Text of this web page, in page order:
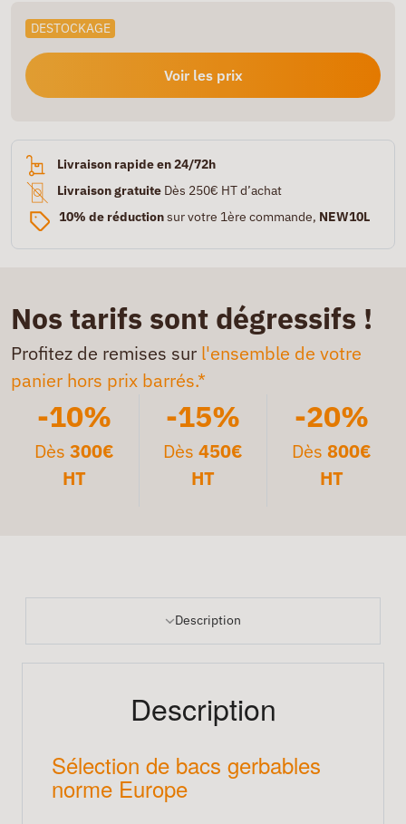
DESTOCKAGE
Voir les prix
Livraison rapide en 24/72h
Livraison gratuite Dès 250€ HT d’achat
10% de réductionsur votre 1ère commande, NEW10L
Nos tarifs sont dégressifs !
Profitez de remises sur l'ensemble de votre
panier hors prix barrés.*
-10%
Dès300€
HT
-15%
Dès 450€
HT
-20%
Dès 800€
HT
Description
Description
Sélection de bacs gerbables
norme Europe